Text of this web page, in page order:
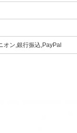
オン,銀行振込,PayPal